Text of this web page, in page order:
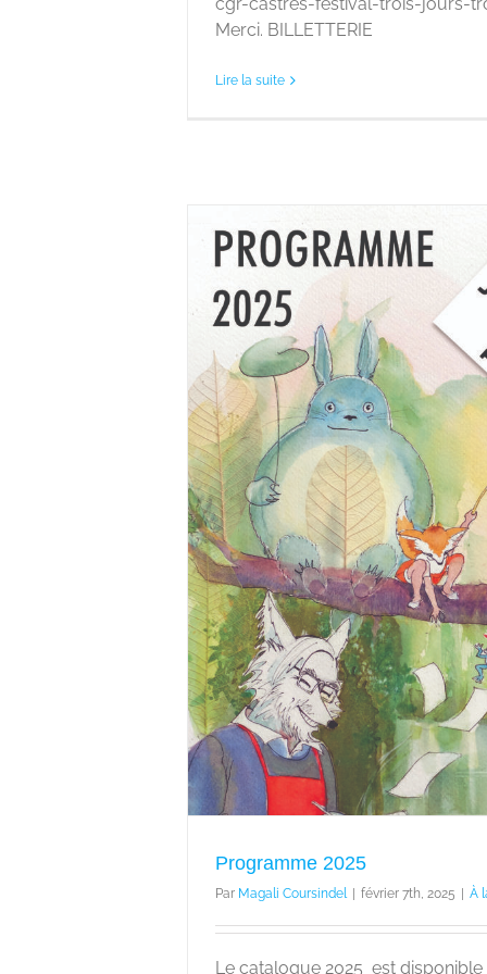
Merci. BILLETTERIE
Lire la suite
Programme 2025
Par Magali Coursindel | février 7th, 2025 | À
Le catalogue 2025 est disponible